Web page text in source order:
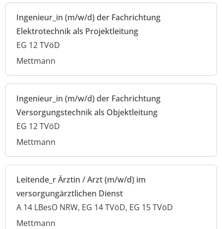
Ingenieur_in (m/w/d) der Fachrichtung
Elektrotechnik als Projektleitung
EG 12 TVöD
Mettmann
Ingenieur_in (m/w/d) der Fachrichtung
Versorgungstechnik als Objektleitung
EG 12 TVöD
Mettmann
Leitende_r Ärztin / Arzt (m/w/d) im
versorgungärztlichen Dienst
A 14 LBesO NRW, EG 14 TVöD, EG 15 TVöD
Mettmann